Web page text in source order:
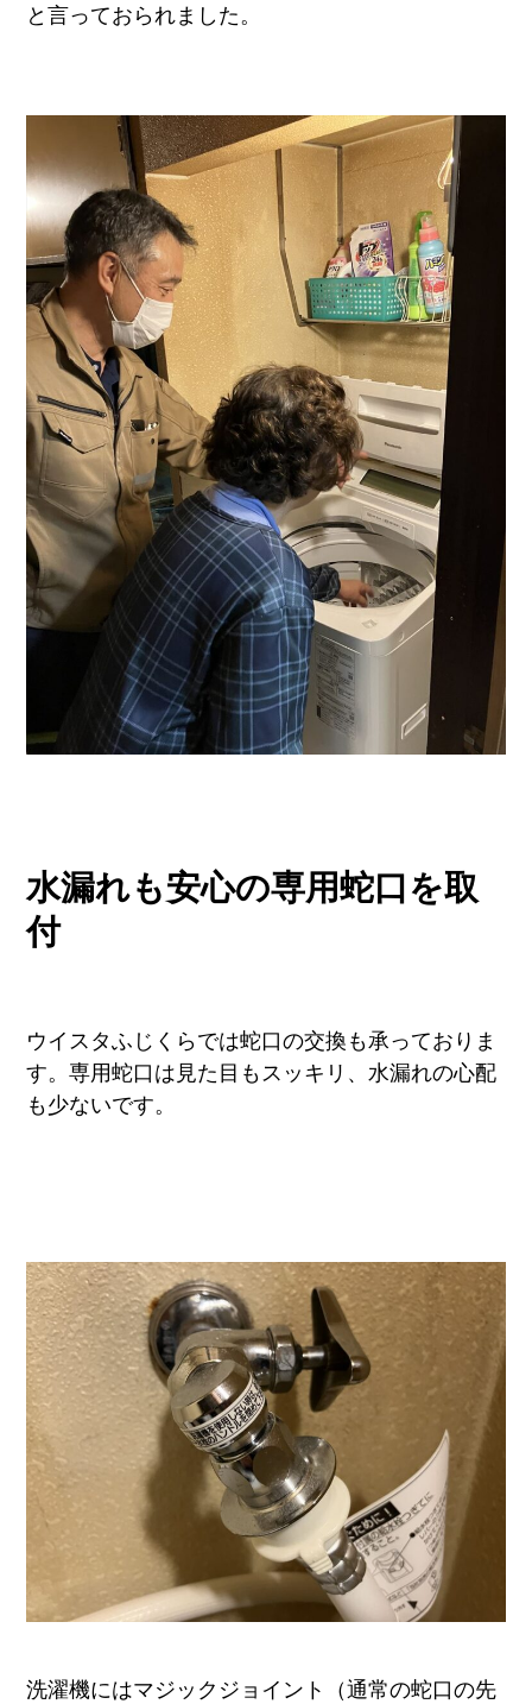
と言っておられました。
水漏れも安心の専用蛇口を取
付
ウイスタふじくらでは蛇口の交換も承っておりま
す。専用蛇口は見た目もスッキリ、水漏れの心配
も少ないです。
洗濯機にはマジックジョイント（通常の蛇口の先